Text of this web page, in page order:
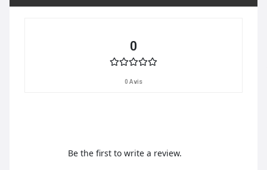
0
0 Avis
Be the first to write a review.